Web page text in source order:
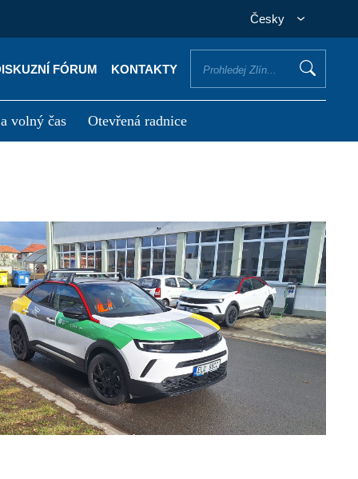
Česky
FÓRUM KONTAKTY
volný čas Otevřená radnice